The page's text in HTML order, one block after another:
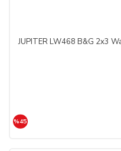
JUPITER LW468 B&G 2x3
%45